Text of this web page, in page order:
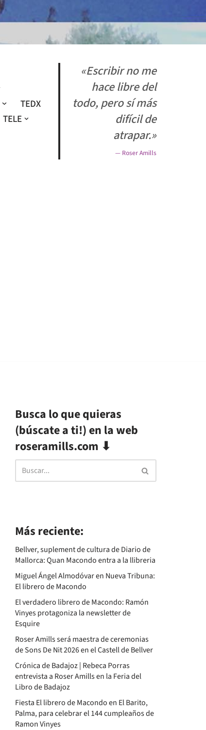
TEDX
TELE
«Escribir no me
hace libre del
todo, pero sí más
difícil de
atrapar.»
— Roser Amills
Busca lo que quieras
(búscate a ti!) en la web
roseramills.com ⬇
Más reciente:
Bellver, suplement de cultura de Diario de
Mallorca: Quan Macondo entra a la llibreria
Miguel Ángel Almodóvar en Nueva Tribuna:
El librero de Macondo
El verdadero librero de Macondo: Ramón
Vinyes protagoniza la newsletter de
Esquire
Roser Amills será maestra de ceremonias
de Sons De Nit 2026 en el Castell de Bellver
Crónica de Badajoz | Rebeca Porras
entrevista a Roser Amills en la Feria del
Libro de Badajoz
Fiesta El librero de Macondo en El Barito,
Palma, para celebrar el 144 cumpleaños de
Ramon Vinyes